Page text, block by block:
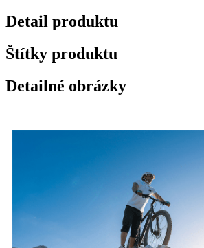
Detail produktu
Štítky produktu
Detailné obrázky